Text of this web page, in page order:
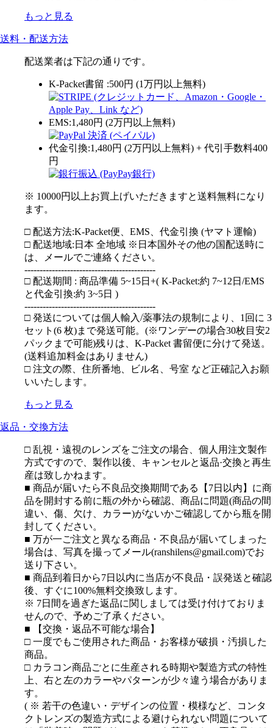
もっと見る
送料・配送方法
配送業者は下記の通りです。
K-Packet書留 :500円 (1万円以上無料)
EMS:1,480円 (2万円以上無料)
代金引換:1,480円 (2万円以上無料) + 代引手数料400
円
※ 10000円以上お買上げいただきますと送料無料になり
ます。
□ 配送方法:K-Packet便、EMS、代金引換 (ヤマト運輸)
□ 配送地域:日本 全地域 ※日本国外その他の国配送時に
は、メールでご連絡ください。
-------------------------------------------
□ 配送期間 : 商品準備 5~15日+( K-Packet:約 7~12日/EMS
と代金引換:約 3~5日 )
-------------------------------------------
□ 発送については個人輸入/薬事法の規制により、1回に 3
セット(6 枚)まで発送可能。(※ワンデーの場合30枚目安2
パックまで可能)残りは、K-Packet 書留便に分けて発送。
(送料追加料金はありません)
□ 注文の際、住所番地、ビル名、号室 など正確記入お願
いいたします。
もっと見る
返品・交換方法
□ 乱視・遠視のレンズをご注文の場合、個人用注文製作
方式ですので、製作以後、キャンセルと返品·交換と再生
産は致しかねます。
■ 商品が届いたら不良品交換期間である【7日以内】に商
品を開封する前に瓶の外から確認、商品に問題(商品の間
違い、傷、欠け、カラー)がないかご確認してから瓶を開
封してください。
■ 万が一ご注文と異なる商品・不良品が届いてしまった
場合は、写真を撮ってメール(ranshilens@gmail.com)でお
送り下さい。
■ 商品到着日から7日以内に当店が不良品・誤発送と確認
後、すぐに100%無料交換致します。
※ 7日間を過ぎた返品に関しましては受け付けておりま
せんので、予めご了承ください。
■ 【交換・返品不可能な場合】
□ 一度でもご使用された商品・お客様が破損・汚損した
商品。
□ カラコン商品ごとに生産される時期や製造方式の特性
上、右と左のカラーやパターンが少々違う場合がありま
す。
( ※ 若干の色違い・デザインの位置・模様など、コンタ
クトレンズの製造方式による避けられない問題について